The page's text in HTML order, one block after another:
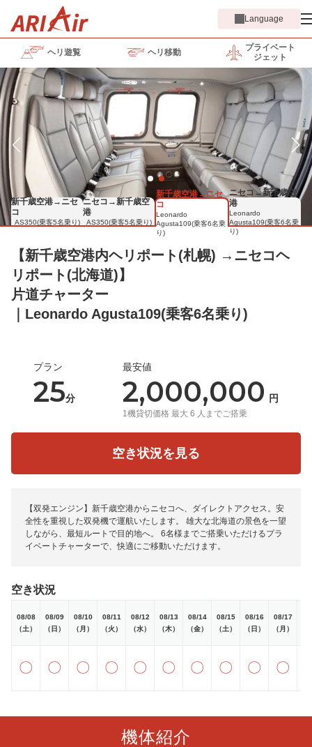
Language
ヘリ遊覧 ヘリ移動
プライベート
ジェット
新千歳空港→ニセ
コ
AS350(乗客5名乗り)
ニセコ→新千歳空
港
AS350(乗客5名乗り)
新千歳空港→ニセ
コ
Leonardo
Agusta109(乗客6名乗
り)
ニセコ→新千歳空
港
Leonardo
Agusta109(乗客6名乗
り)
【新千歳空港内ヘリポート(札幌) →ニセコヘ
リポート(北海道)】
片道チャーター
｜Leonardo Agusta109(乗客6名乗り)
【双発エンジン】新千歳空港からニセコへ、ダイレクトアクセス。安
全性を重視した双発機で運航いたします。 雄大な北海道の景色を一望
しながら、最短ルートで目的地へ。 6名様までご搭乗いただけるプラ
イベートチャーターで、快適にご移動いただけます。
空き状況
08/08
（土）
08/09
（日）
08/10
（月）
08/11
（火）
08/12
（水）
08/13
（木）
08/14
（金）
08/15
（土）
08/16
（日）
08/17
（月）
〇 〇 〇 〇 〇 〇 〇 〇 〇 〇
プラン
25分
最安値
2,000,000 円
1機貸切価格 最大 6 人までご搭乗
空き状況を見る
機体紹介